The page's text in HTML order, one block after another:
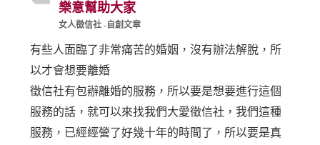
樂意幫助大家
女人徵信社 -自創文章
有些人面臨了非常痛苦的婚姻，沒有辦法解脫，所
以才會想要離婚
徵信社有包辦離婚的服務，所以要是想要進行這個
服務的話，就可以來找我們大愛徵信社，我們這種
服務，已經經營了好幾十年的時間了，所以要是真